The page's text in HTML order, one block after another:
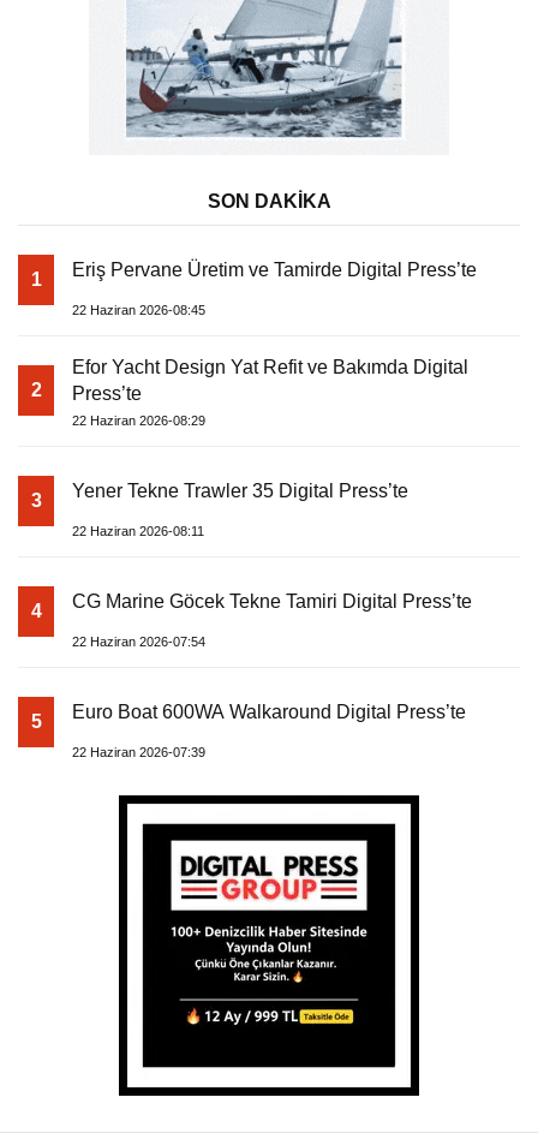
SON DAKİKA
1 Eriş Pervane Üretim ve Tamirde Digital Press’te
22 Haziran 2026-08:45
2
Efor Yacht Design Yat Refit ve Bakımda Digital
Press’te
22 Haziran 2026-08:29
3 Yener Tekne Trawler 35 Digital Press’te
22 Haziran 2026-08:11
4 CG Marine Göcek Tekne Tamiri Digital Press’te
22 Haziran 2026-07:54
5 Euro Boat 600WA Walkaround Digital Press’te
22 Haziran 2026-07:39